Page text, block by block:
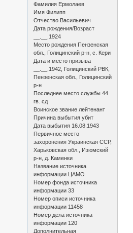
Фамилия Ермолаев
Имя Филипп
Отчество Васильевич
Дата рождения/Возраст
__.__.1924
Место рождения Пензенская
обл., Голицинский р-н, с. Кери
Дата и место призыва
__.__.1942, Голицинский РВК,
Пензенская обл., Голицинский
р-н
Последнее место службы 44
гв. сд
Воинское звание лейтенант
Причина выбытия убит
Дата выбытия 16.08.1943
Первичное место
захоронения Украинская ССР,
Харьковская обл., Изюмский
р-н, д. Каменки
Название источника
информации ЦАМО
Номер фонда источника
информации 33
Номер описи источника
информации 11458
Номер дела источника
информации 120
Дополнительная